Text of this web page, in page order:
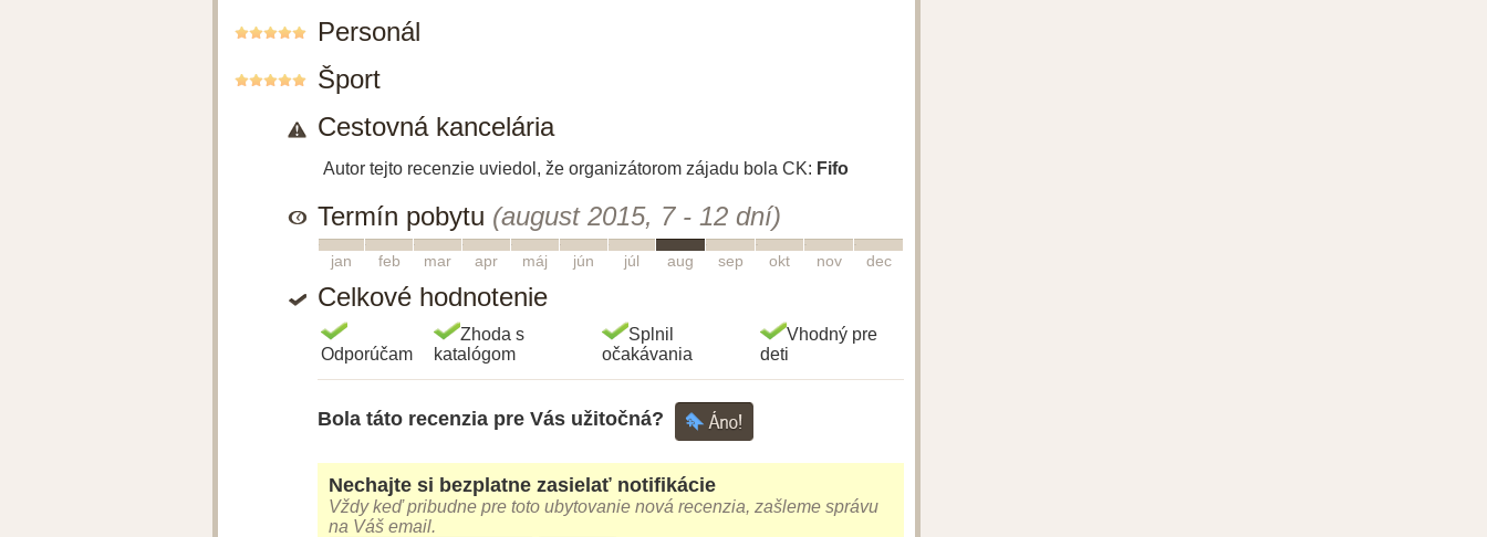
Personál
Šport
Cestovná kancelária
Autor tejto recenzie uviedol, že organizátorom zájadu bola CK: Fifo
Termín pobytu (august 2015, 7 - 12 dní)
jan feb mar apr máj jún júl aug sep okt nov dec
Celkové hodnotenie
Odporúčam
Zhoda s
katalógom
Splnil
očakávania
Vhodný pre
deti
Bola táto recenzia pre Vás užitočná?
Nechajte si bezplatne zasielať notifikácie
Vždy keď pribudne pre toto ubytovanie nová recenzia, zašleme správu
na Váš email.